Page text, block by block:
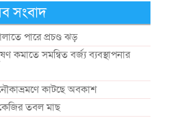
সংবাদ
পারে প্রচণ্ড ঝড়
কমাতে সমন্বিত বর্জ্য ব্যবস্থাপনার
কাটছে অবকাশ
তবল মাছ